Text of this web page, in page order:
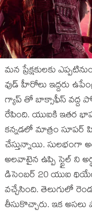
మన ప్రేక్షకులకు
వుడ్ హీరోలు ఇద్దరు
గ్యాప్ తో బాక్సాఫీస్ వద్ద
రేపింది. యుఐకి ఇతర
కన్నడలో మాత్రం సూపర్ హిట్
చేస్తున్నాయి. సులభంగా
అలవాటైన ఉప్పి స్టైల్ ని
డిసెంబర్ 20 యుఐ
వచ్చేసింది. తెలుగులో
తీసుకొచ్చారు. ఇక